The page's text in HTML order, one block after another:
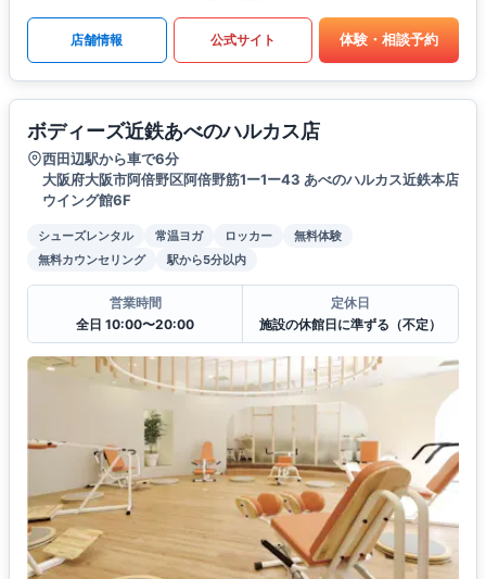
店舗情報 公式サイト 体験・相談予約
ボディーズ近鉄あべのハルカス店
西田辺駅から車で6分
大阪府大阪市阿倍野区阿倍野筋1ー1ー43 あべのハルカス近鉄本店
ウイング館6F
シューズレンタル 常温ヨガ ロッカー
無料体験
無料カウンセリング
駅から5分以内
営業時間
全日 10:00〜20:00
定休日
施設の休館日に準ずる（不定）